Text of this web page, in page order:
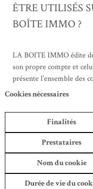
ÊTRE UTILISÉS
BOÎTE IMMO ?
LA BOITE IMMO édite
son propre compte et
présente l’ensemble des
Cookies nécessaires
Finalités
Prestataires
Nom du cookie
Durée de vie du